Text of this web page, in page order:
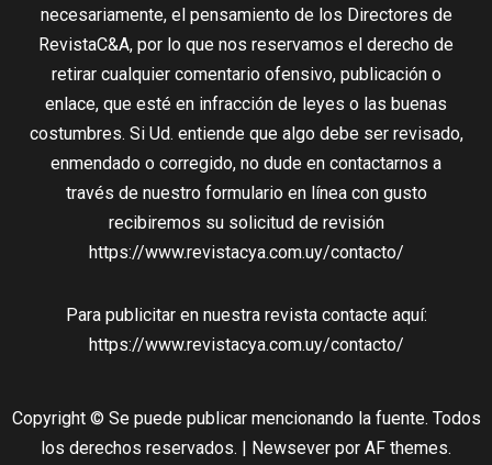
necesariamente, el pensamiento de los Directores de
RevistaC&A, por lo que nos reservamos el derecho de
retirar cualquier comentario ofensivo, publicación o
enlace, que esté en infracción de leyes o las buenas
costumbres. Si Ud. entiende que algo debe ser revisado,
enmendado o corregido, no dude en contactarnos a
través de nuestro formulario en línea con gusto
recibiremos su solicitud de revisión
https://www.revistacya.com.uy/contacto/
Para publicitar en nuestra revista contacte aquí:
https://www.revistacya.com.uy/contacto/
Copyright © Se puede publicar mencionando la fuente. Todos
los derechos reservados. | Newsever por AF themes.